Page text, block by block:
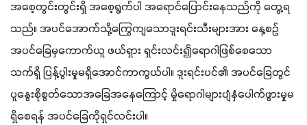
အစေ့တွင်းတွင်းရှိ အစေ့ရွက်ပါ အရောင်ပြောင်းနေသည်ကို တွေ့ရ
သည်။ အပင်အောက်သို့ကြွေကျသောဒူးရင်းသီးများအား နေ့စဉ်
အပင်ခြေမှကောက်ယူ ဖယ်ရှား ရှင်းလင်း၍ရောဂါဖြစ်စေသော
သက်ရှိ ပြန့်ပွါးမှုမရှိအောင်ကာကွယ်ပါ။ ဒူးရင်းပင်၏ အပင်ခြေတွင်
ပူနွေးစိုစွတ်သောအခြေအနေကြောင့် မှိုရောဂါများပျံနှံပေါက်ဖွားမှုမ
ရှိစေရန် အပင်ခြေကိုရှင်လင်းပါ။